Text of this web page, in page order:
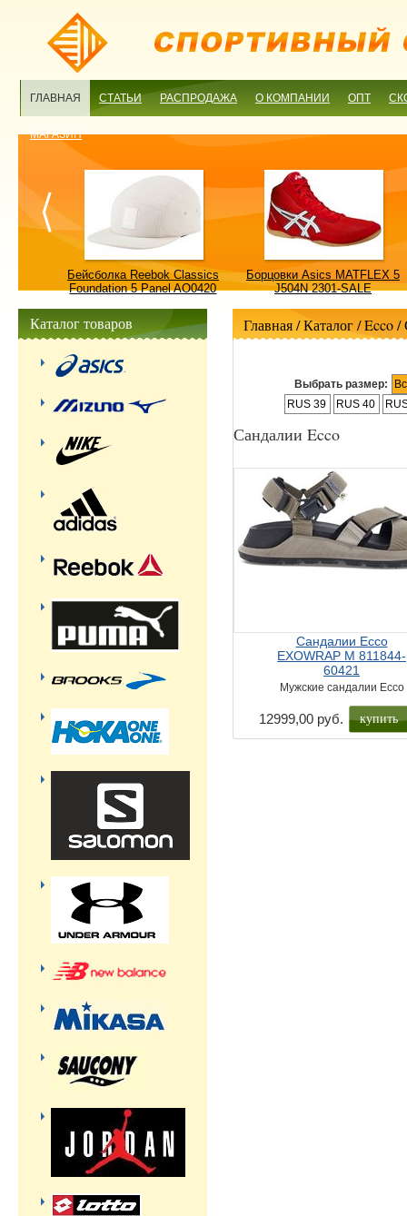
ГЛАВНАЯ СТАТЬИ РАСПРОДАЖА О КОМПАНИИ ОПТ
МАГАЗИН
Бейсболка Reebok Classics
Foundation 5 Panel AO0420
Борцовки Asics MATFLEX 5
J504N 2301-SALE
Главная/ Каталог /Ecco/
Выбрать размер:
RUS 39
RUS 40
Сандалии Ecco
Сандалии Ecco
EXOWRAP M 811844-
60421
Мужские сандалии Ecco
12999,00 руб. купить
Каталог товаров